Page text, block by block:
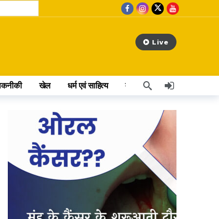
Live
खेल धर्म एवं साहित्य वेब स्टोरी अन्य खबर